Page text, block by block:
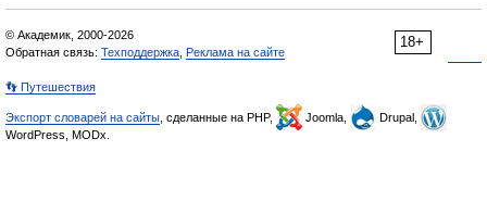
18+
© Академик, 2000-2026
Обратная связь: Техподдержка Реклама на сайте
👣 Путешествия
Экспорт словарей на сайты , сделанные на PHP, Joomla,
Drupal,
WordPress, MODx.